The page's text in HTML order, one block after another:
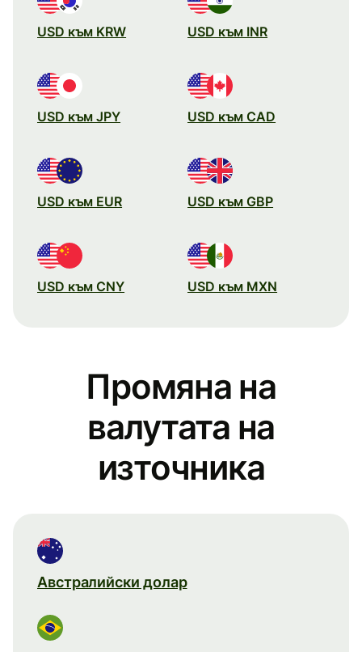
USD към KRW USD към INR
USD към JPY USD към CAD
USD към EUR USD към GBP
USD към CNY USD към MXN
Промяна на
валутата на
източника
Австралийски долар